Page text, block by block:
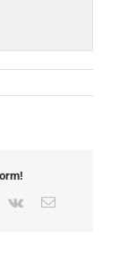
Vk Email